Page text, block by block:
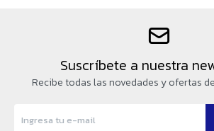
Suscríbete a nuestra
Recibe todas las novedades y ofertas